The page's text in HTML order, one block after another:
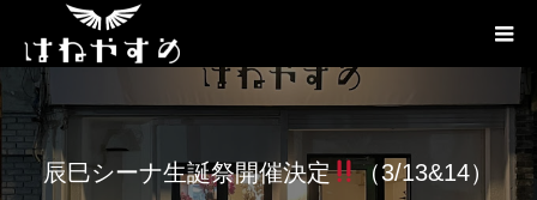
辰巳シーナ生誕祭開催決定 （3/13&14）